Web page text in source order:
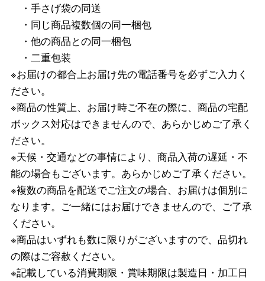
・手さげ袋の同送
・同じ商品複数個の同一梱包
・他の商品との同一梱包
・二重包装
※お届けの都合上お届け先の電話番号を必ずご入力く
ださい。
※商品の性質上、お届け時ご不在の際に、商品の宅配
ボックス対応はできませんので、あらかじめご了承く
ださい。
※天候・交通などの事情により、商品入荷の遅延・不
能の場合もございます。あらかじめご了承ください。
※複数の商品を配送でご注文の場合、お届けは個別に
なります。ご一緒にはお届けできませんので、ご了承
ください。
※商品はいずれも数に限りがございますので、品切れ
の際はご容赦ください。
※記載している消費期限・賞味期限は製造日・加工日